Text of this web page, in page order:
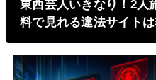
東西芸人いきなり！2人
料で見れる違法サイトは